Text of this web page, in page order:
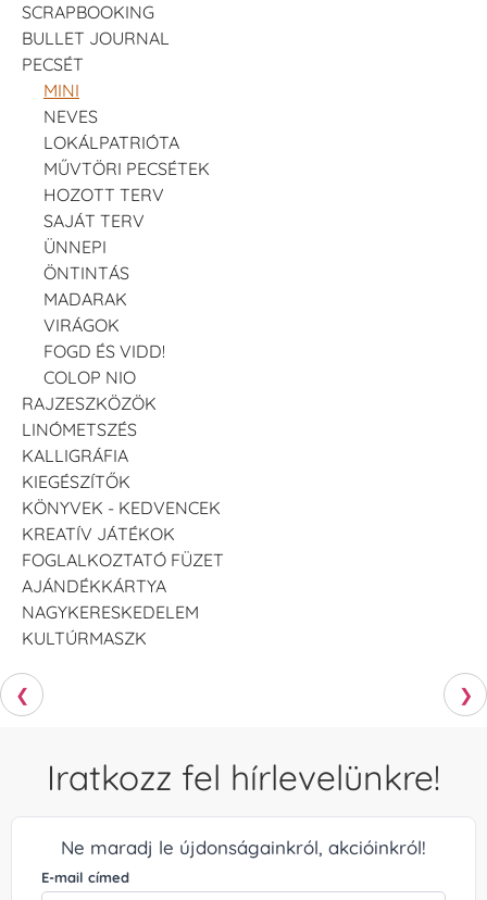
SCRAPBOOKING
BULLET JOURNAL
PECSÉT
MINI
NEVES
LOKÁLPATRIÓTA
MŰVTÖRI PECSÉTEK
HOZOTT TERV
SAJÁT TERV
ÜNNEPI
ÖNTINTÁS
MADARAK
VIRÁGOK
FOGD ÉS VIDD!
COLOP NIO
RAJZESZKÖZÖK
LINÓMETSZÉS
KALLIGRÁFIA
KIEGÉSZÍTŐK
KÖNYVEK - KEDVENCEK
KREATÍV JÁTÉKOK
FOGLALKOZTATÓ FÜZET
AJÁNDÉKKÁRTYA
NAGYKERESKEDELEM
KULTÚRMASZK
❮ ❯
Iratkozz fel hírlevelünkre!
Ne maradj le újdonságainkról, akcióinkról!
E-mail címed